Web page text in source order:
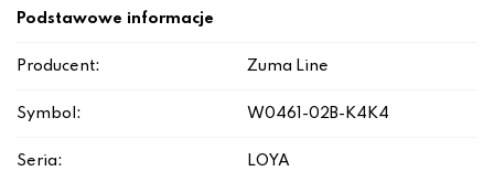
Podstawowe informacje
Producent: Zuma Line
Symbol: W0461-02B-K4K4
Seria: LOYA